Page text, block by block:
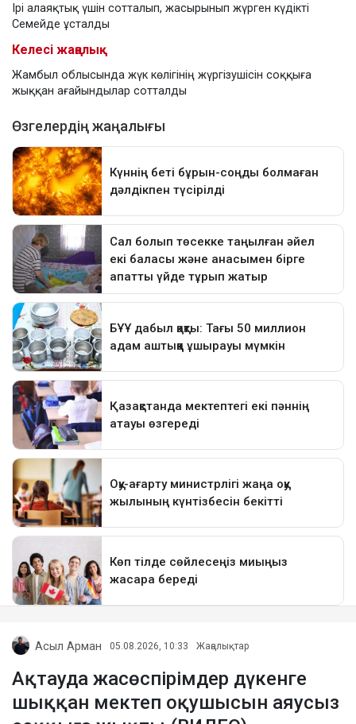
Ірі алаяқтық үшін сотталып, жасырынып жүрген күдікті
Семейде ұсталды
Келесі жаңалық
Жамбыл облысында жүк көлігінің жүргізушісін соққыға
жыққан ағайындылар сотталды
Асыл Арман 05.08.2026, 10:33 Жаңалықтар
Ақтауда жасөспірімдер дүкенге
шыққан мектеп оқушысын аяусыз